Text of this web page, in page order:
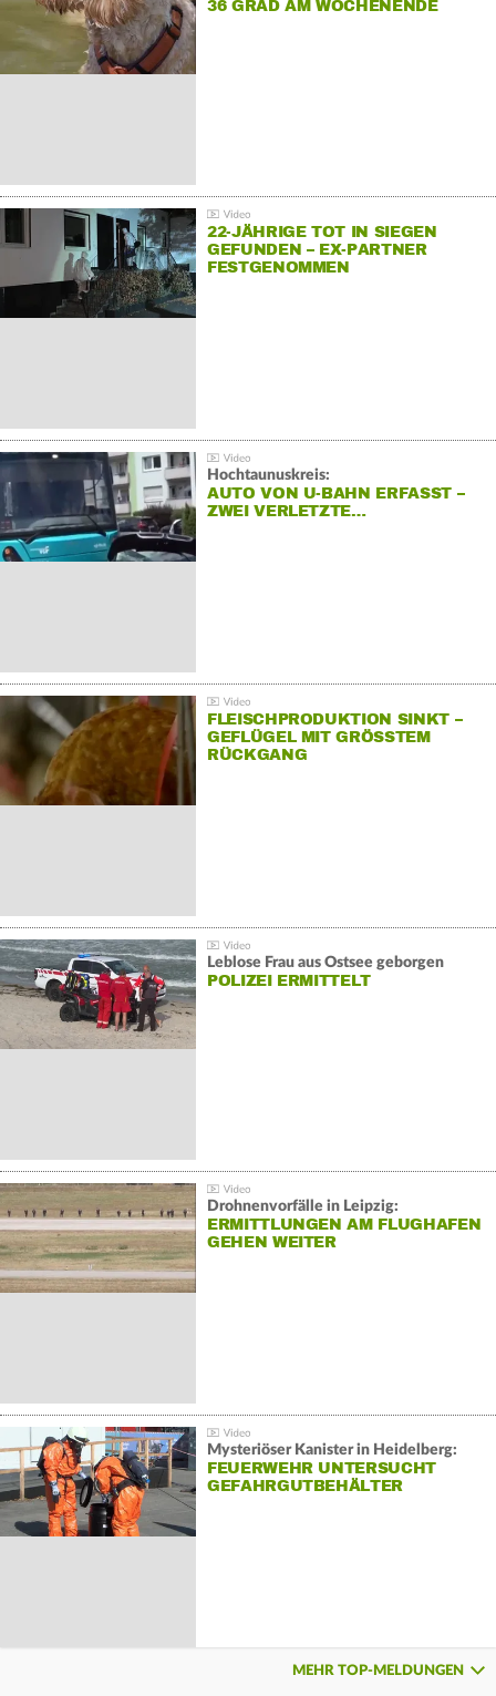
36 GRAD AM WOCHENENDE
22-JÄHRIGE TOT IN SIEGEN
GEFUNDEN – EX-PARTNER
FESTGENOMMEN
Hochtaunuskreis:
AUTO VON U-BAHN ERFASST –
ZWEI VERLETZTE…
FLEISCHPRODUKTION SINKT –
GEFLÜGEL MIT GRÖSSTEM R
ÜCKGANG
Leblose Frau aus Ostsee geborgen
POLIZEI ERMITTELT
Drohnenvorfälle in Leipzig:
ERMITTLUNGEN AM FLUGHAFEN
GEHEN WEITER
Mysteriöser Kanister in Heidelberg:
FEUERWEHR UNTERSUCHT
GEFAHRGUTBEHÄLTER
MEHR TOP-MELDUNGEN